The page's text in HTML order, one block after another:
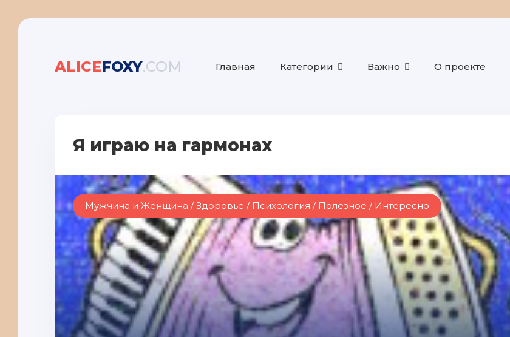
ALICEFOXY.COM Главная Категории Важно О проекте
Я играю на гармонах
Мужчина и Женщина / Здоровье / Психология / Полезное / Интересно